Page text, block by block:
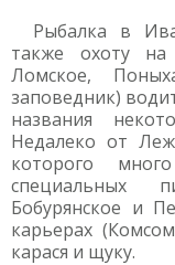
Рыбалка в
также охоту на
Ломское,
заповедник)
названия
Недалеко от
которого
специальных
Бобурянское и
карьерах
карася и щуку.